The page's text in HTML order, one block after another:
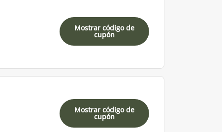
Mostrar código de
cupón
Mostrar código de
cupón